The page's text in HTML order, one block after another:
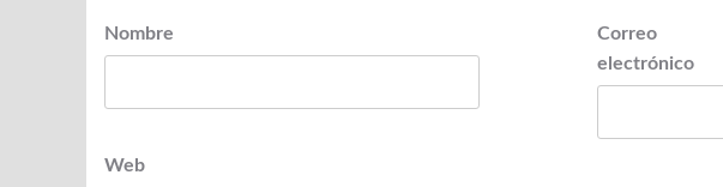
Nombre
Correo
electrónico
Web